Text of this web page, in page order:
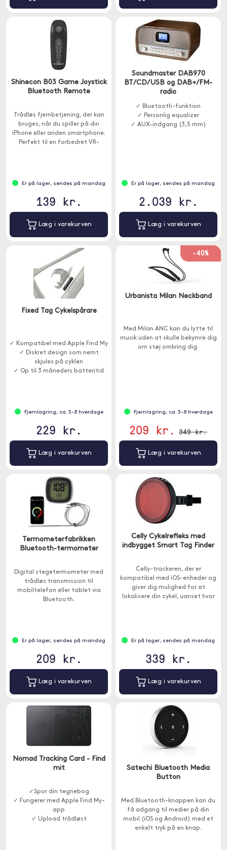
Shinecon B03 Game Joystick
Bluetooth Remote
Trådløs fjernbetjening, der kan
bruges, når du spiller på din
iPhone eller anden smartphone.
Perfekt til en forbedret VR-
Er på lager, sendes på mandag
139 kr.
Læg i varekurven
Soundmaster DAB970
BT/CD/USB og DAB+/FM-
radio
✓ Bluetooth-funktion
✓ Personlig equalizer
✓ AUX-indgang (3,5 mm)
Er på lager, sendes på mandag
2.039 kr.
Læg i varekurven
Fixed Tag Cykelspårare
✓ Kompatibel med Apple Find My
✓ Diskret design som nemt
skjules på cyklen
✓ Op til 3 måneders batteritid
Fjernlagring, ca. 3-8 hverdage
229 kr.
Læg i varekurven
-40%
Urbanista Milan Neckband
Med Milan ANC kan du lytte til
musik uden at skulle bekymre dig
om støj omkring dig.
Fjernlagring, ca. 3-8 hverdage
209 kr. 349 kr.
Læg i varekurven
Termometerfabrikken
Bluetooth-termometer
Digital stegetermometer med
trådløs transmission til
mobiltelefon eller tablet via
Bluetooth.
Er på lager, sendes på mandag
209 kr.
Læg i varekurven
Celly Cykelrefleks med
indbygget Smart Tag Finder
Celly-trackeren, der er
kompatibel med iOS-enheder og
giver dig mulighed for at
lokalisere din cykel, uanset hvor
Er på lager, sendes på mandag
339 kr.
Læg i varekurven
Nomad Tracking Card - Find
mit
✓Spor din tegnebog
✓ Fungerer med Apple Find My-
app
✓ Upload trådløst
Satechi Bluetooth Media
Button
Med Bluetooth-knappen kan du
få adgang til medier på din
mobil (iOS og Android) med et
enkelt tryk på en knap.